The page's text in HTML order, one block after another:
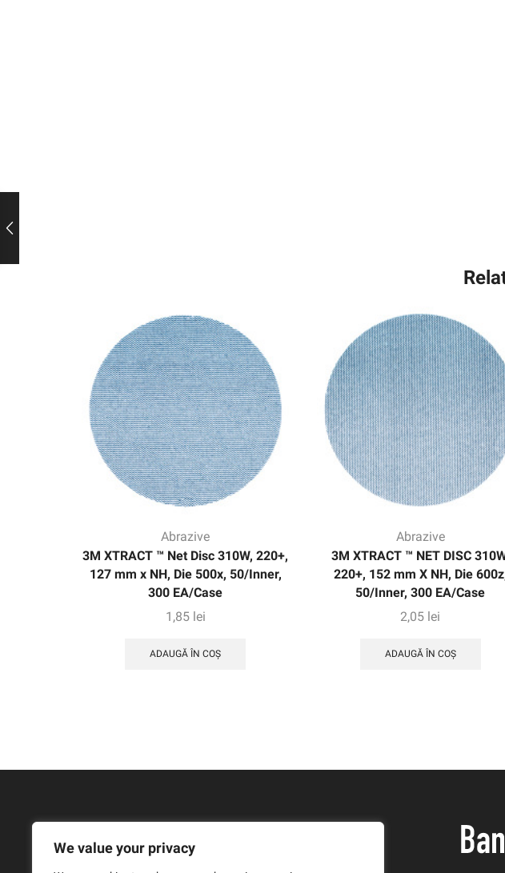
We value your privacy
Abrazive
3M XTRACT ™ Net Disc 310W, 220+,
127 mm x NH, Die 500x, 50/Inner,
300 EA/Case
1,85 lei
ADAUGĂ ÎN COȘ
Abrazive
3M XTRACT ™ NET DISC
220+, 152 mm X NH, Die
50/Inner, 300 EA/Case
2,05 lei
ADAUGĂ ÎN COȘ